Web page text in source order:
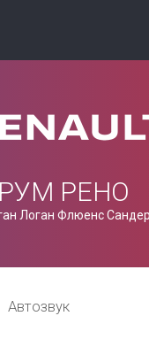
РЕНО
Логан Флюенс
Автозвук